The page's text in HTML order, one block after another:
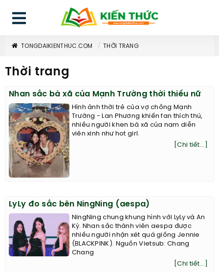
TONGDAIKIENTHUC.COM THỜI TRANG
Thời trang
Nhan sắc bà xã của Mạnh Trường thời thiếu nữ
Hình ảnh thời trẻ của vợ chồng Mạnh
Trường - Lan Phương khiến fan thích thú,
nhiều người khen bà xã của nam diễn
viên xinh như hot girl.
[Chi tiết...]
LyLy đo sắc bên NingNing (aespa)
NingNing chung khung hình với LyLy và An
Kỳ. Nhan sắc thành viên aespa được
nhiều người nhận xét quá giống Jennie
(BLACKPINK). Nguồn Vietsub: Chang
Chang
[Chi tiết...]